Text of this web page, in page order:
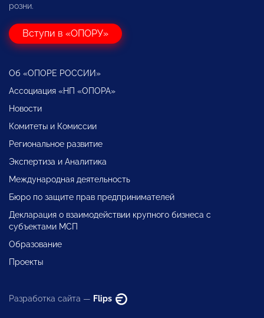
розни.
Вступи в «ОПОРУ»
Об «ОПОРЕ РОССИИ»
Ассоциация «НП «ОПОРА»
Новости
Комитеты и Комиссии
Региональное развитие
Экспертиза и Аналитика
Международная деятельность
Бюро по защите прав предпринимателей
Декларация о взаимодействии крупного бизнеса с
субъектами МСП
Образование
Проекты
Разработка сайта — Flips